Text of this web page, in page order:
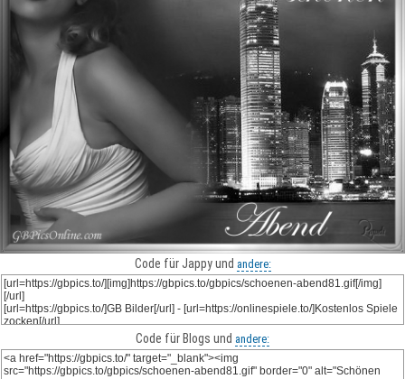
Code für Jappy und andere:
Code für Blogs und andere: